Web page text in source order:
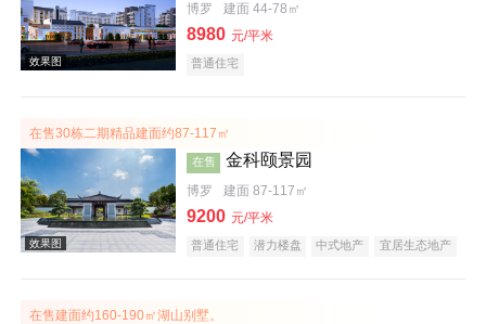
效果图
博罗 建面 44-78㎡
8980 元/平米
普通住宅
在售30栋二期精品建面约87-117㎡
在售 金科颐景园
博罗 建面 87-117㎡
9200 元/平米
普通住宅 潜力楼盘 中式地产
宜居生态地产
在售建面约160-190㎡湖山别墅。